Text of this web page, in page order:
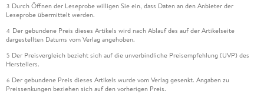
3 Durch Öffnen der Leseprobe willigen Sie ein, dass Daten an den Anbieter der
Leseprobe übermittelt werden.
4 Der gebundene Preis dieses Artikels wird nach Ablauf des auf der Artikelseite
dargestellten Datums vom Verlag angehoben.
5 Der Preisvergleich bezieht sich auf die unverbindliche Preisempfehlung (UVP) des
Herstellers.
6 Der gebundene Preis dieses Artikels wurde vom Verlag gesenkt. Angaben zu
Preissenkungen beziehen sich auf den vorherigen Preis.